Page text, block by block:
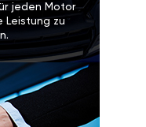
jeden Motor
Leistung zu